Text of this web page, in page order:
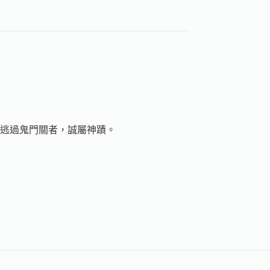
過鬼門關者，誠屬神蹟。